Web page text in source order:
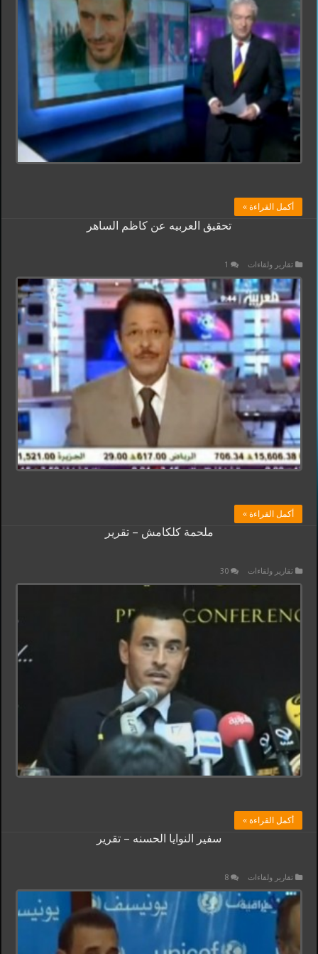
أكمل القراءة »
تحقيق العربيه عن كاظم الساهر
تقارير ولقاءات 1
أكمل القراءة »
ملحمة كلكامش – تقرير
تقارير ولقاءات 30
أكمل القراءة »
سفير النوايا الحسنه – تقرير
تقارير ولقاءات 8